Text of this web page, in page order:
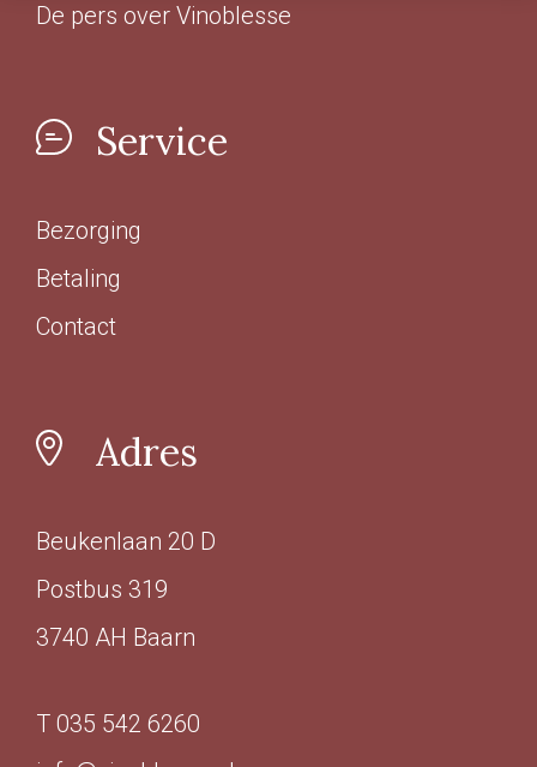
De pers over Vinoblesse
Service
Bezorging
Betaling
Contact
Adres
Beukenlaan 20 D
Postbus 319
3740 AH Baarn
T 035 542 6260